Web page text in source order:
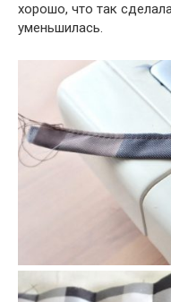
хорошо, что так
уменьшилась.